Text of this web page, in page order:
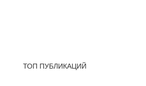
ТОП ПУБЛИКАЦИЙ